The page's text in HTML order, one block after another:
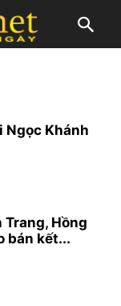
Ngọc Khánh
Trang, Hồng
bán kết...